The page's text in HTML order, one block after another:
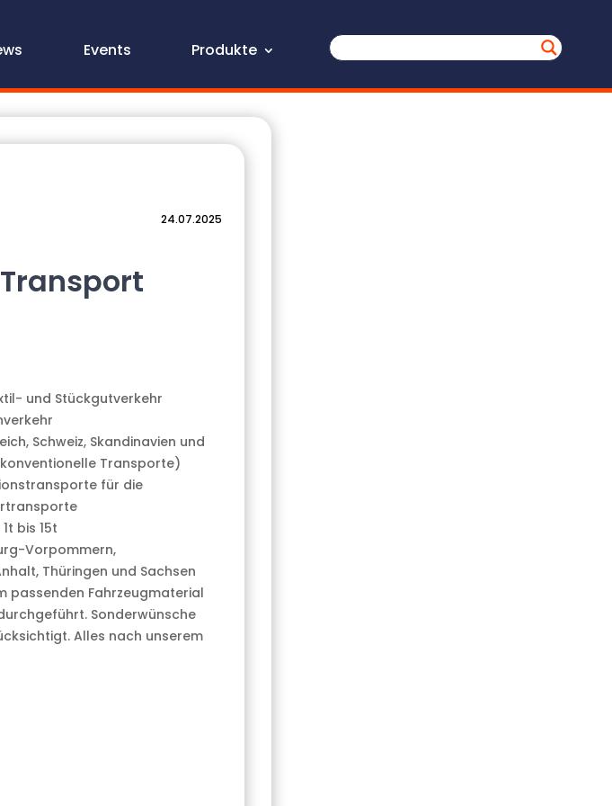
Events Produkte
24.07.2025
und Stückgutverkehr
Schweiz, Skandinavien und
Transporte)
für die
bis 15t
Vorpommern,
Thüringen und Sachsen
passenden Fahrzeugmaterial
Sonderwünsche
Alles nach unserem